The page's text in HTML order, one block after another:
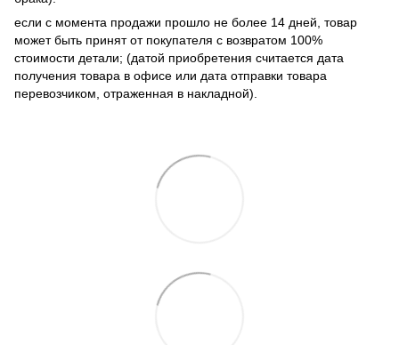
если с момента продажи прошло не более 14 дней, товар
может быть принят от покупателя с возвратом 100%
стоимости детали; (датой приобретения считается дата
получения товара в офисе или дата отправки товара
перевозчиком, отраженная в накладной).